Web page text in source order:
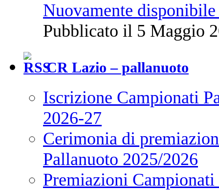
Nuovamente
Pubblicato il 5 Maggio
CR Lazio – pallanuoto
Iscrizione Campionati
2026-27
Cerimonia di
Pallanuoto 2025/2026
Premiazioni